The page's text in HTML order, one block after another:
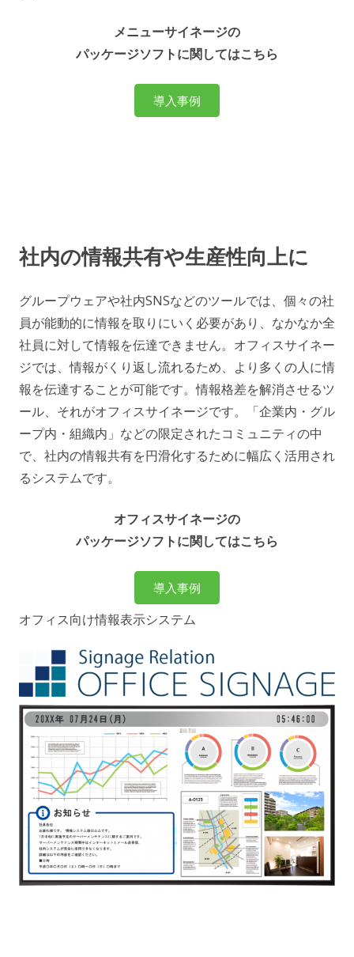
メニューサイネージの
パッケージソフトに関してはこちら
導入事例
社内の情報共有や生産性向上に
グループウェアや社内SNSなどのツールでは、個々の社
員が能動的に情報を取りにいく必要があり、なかなか全
社員に対して情報を伝達できません。オフィスサイネー
ジでは、情報がくり返し流れるため、より多くの人に情
報を伝達することが可能です。情報格差を解消させるツ
ール、それがオフィスサイネージです。「企業内・グル
ープ内・組織内」などの限定されたコミュニティの中
で、社内の情報共有を円滑化するために幅広く活用され
るシステムです。
オフィスサイネージの
パッケージソフトに関してはこちら
導入事例
オフィス向け情報表示システム